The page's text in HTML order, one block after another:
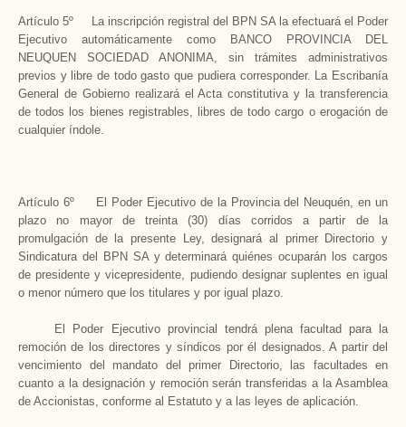
Artículo 5º La inscripción registral del BPN SA la efectuará el Poder
Ejecutivo automáticamente como BANCO PROVINCIA DEL
NEUQUEN SOCIEDAD ANONIMA, sin trámites administrativos
previos y libre de todo gasto que pudiera corresponder. La Escribanía
General de Gobierno realizará el Acta constitutiva y la transferencia
de todos los bienes registrables, libres de todo cargo o erogación de
cualquier índole.
Artículo 6º El Poder Ejecutivo de la Provincia del Neuquén, en un
plazo no mayor de treinta (30) días corridos a partir de la
promulgación de la presente Ley, designará al primer Directorio y
Sindicatura del BPN SA y determinará quiénes ocuparán los cargos
de presidente y vicepresidente, pudiendo designar suplentes en igual
o menor número que los titulares y por igual plazo.
El Poder Ejecutivo provincial tendrá plena facultad para la
remoción de los directores y síndicos por él designados. A partir del
vencimiento del mandato del primer Directorio, las facultades en
cuanto a la designación y remoción serán transferidas a la Asamblea
de Accionistas, conforme al Estatuto y a las leyes de aplicación.